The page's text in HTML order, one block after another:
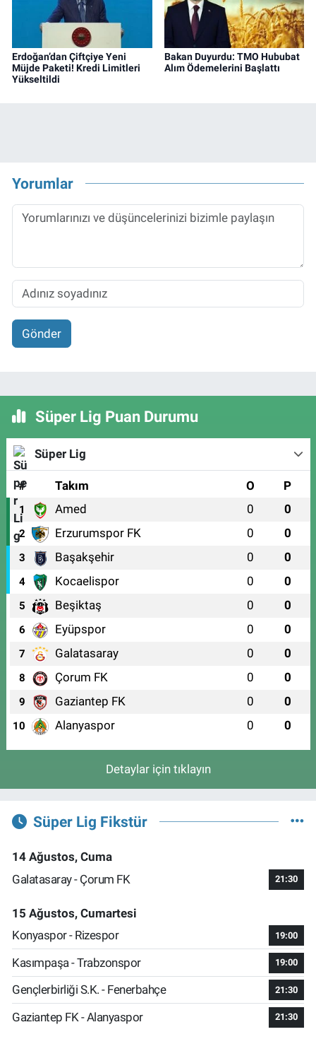
Erdoğan’dan Çiftçiye Yeni
Müjde Paketi! Kredi Limitleri
Yükseltildi
Bakan Duyurdu: TMO Hububat
Alım Ödemelerini Başlattı
Yorumlar
Gönder
Süper Lig Puan Durumu
Süper Lig
# Takım O P
1 Amed 0 0
2 Erzurumspor FK 0 0
3 Başakşehir 0 0
4 Kocaelispor 0 0
5 Beşiktaş 0 0
6 Eyüpspor 0 0
7 Galatasaray 0 0
8 Çorum FK 0 0
9 Gaziantep FK 0 0
10 Alanyaspor 0 0
Detaylar için tıklayın
Süper Lig Fikstür
14 Ağustos, Cuma
Galatasaray - Çorum FK
21:30
15 Ağustos, Cumartesi
Konyaspor - Rizespor
19:00
Kasımpaşa - Trabzonspor 19:00
Gençlerbirliği S.K. - Fenerbahçe 21:30
Gaziantep FK - Alanyaspor 21:30